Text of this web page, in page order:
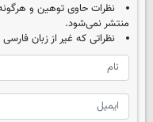
نظرات حاوی توهین و
منتشر نمی‌شود.
نظراتی که غیر از زبان